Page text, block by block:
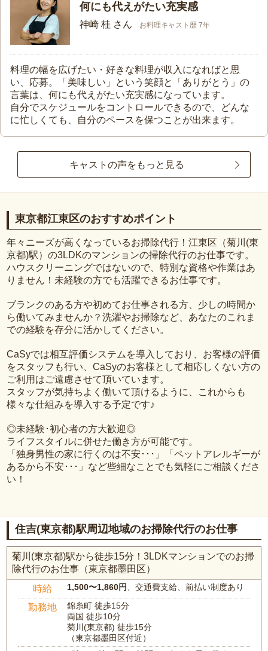
何にも代えがたい充実感
神崎 桂 さん お料理キャスト歴 7年
料理の幅を広げたい・好きな料理が収入になればと思
い、応募。「美味しい」という笑顔と「ありがとう」の
言葉は、何にも代えがたい充実感になっています。
自分でスケジュールをコントロールできるので、どんな
に忙しくても、自分のペースを保つことが出来ます。
キャストの声をもっと見る
東京都江東区のおすすめポイント
年々ニーズが高くなっているお掃除代行！江東区（菊川(東
京都)駅）の3LDKのマンションの掃除代行のお仕事です。
ハウスクリーニングではないので、特別な資格や作業はあ
りません！未経験の方でも活躍できるお仕事です。
ブランクのある方や初めてお仕事される方、少しの時間か
ら働いてみませんか？洗濯やお掃除など、あなたのこれま
での経験を存分に活かしてください。
CaSyでは相互評価システムを導入しており、お客様の評価
をスタッフも行い、CaSyのお客様として相応しくない方の
ご利用はご遠慮させて頂いています。
スタッフが気持ちよく働いて頂けるように、これからも
様々な仕組みを導入する予定です♪
◎未経験･初心者の方大歓迎◎
ライフスタイルに併せた働き方が可能です。
「独身男性の家に行くのは不安･･･」「ペットアレルギーが
あるから不安･･･」など些細なことでも気軽にご相談くださ
い！
住吉(東京都)駅周辺地域のお掃除代行のお仕事
菊川(東京都)駅から徒歩15分！3LDKマンションでのお掃
除代行のお仕事（東京都墨田区）
時給 1,500〜1,860円、交通費支給、前払い制度あり
勤務地
錦糸町 徒歩15分
両国 徒歩10分
菊川(東京都) 徒歩15分
（東京都墨田区付近）